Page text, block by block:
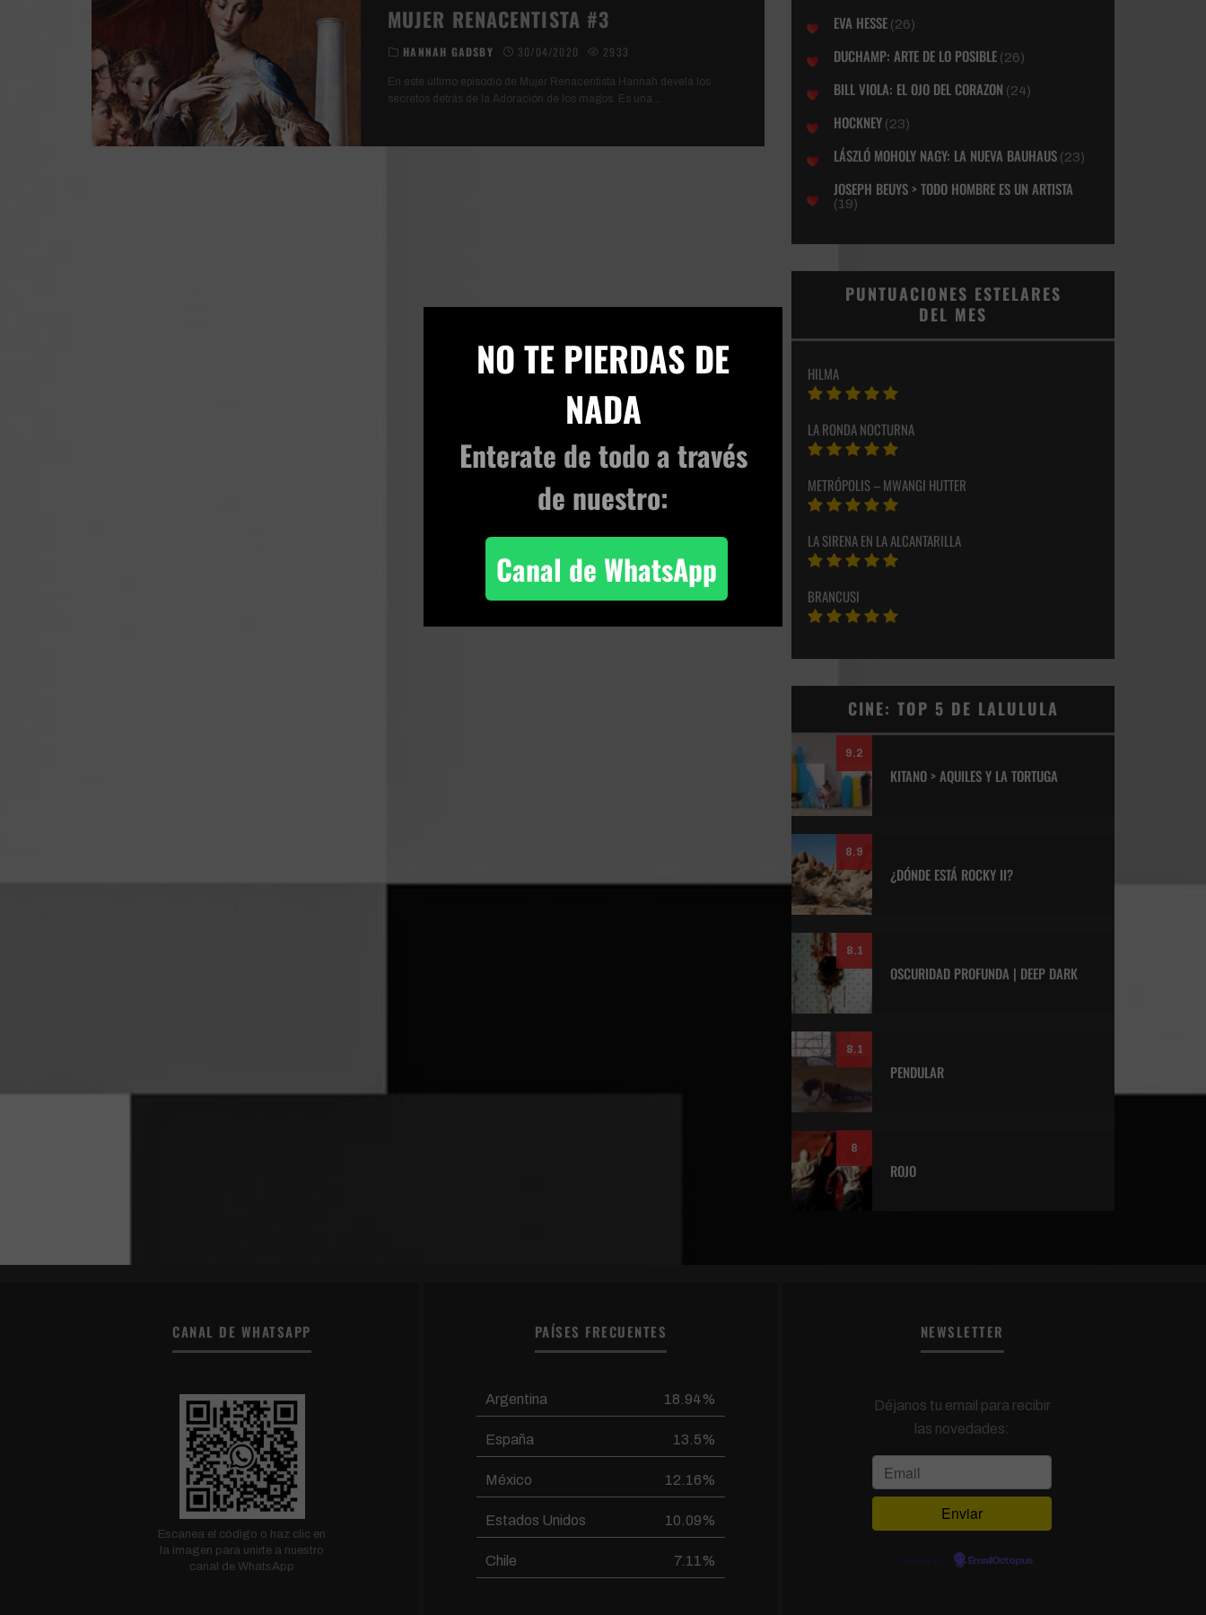
MUJER RENACENTISTA #3
HANNAH GADSBY 30/04/2020 2933
En este último episodio de Mujer Renacentista Hannah devela los
secretos detrás de la Adoración de los magos. Es una
EVA HESSE (26)
DUCHAMP: ARTE DE LO POSIBLE (26)
BILL VIOLA: EL OJO DEL CORAZON (24)
HOCKNEY (23)
LÁSZLÓ MOHOLY NAGY: LA NUEVA BAUHAUS (23)
JOSEPH BEUYS > TODO HOMBRE ES UN ARTISTA
(19)
PUNTUACIONES ESTELARES
DEL MES
HILMA
LA RONDA NOCTURNA
METRÓPOLIS – MWANGI HUTTER
LA SIRENA EN LA ALCANTARILLA
BRANCUSI
CINE: TOP 5 DE LALULULA
9.2
KITANO > AQUILES Y LA TORTUGA
8.9
¿DÓNDE ESTÁ ROCKY II?
8.1
OSCURIDAD PROFUNDA | DEEP DARK
8.1
PENDULAR
8
ROJO
CANAL DE WHATSAPP
Escanea el código o haz clic en
la imagen para unirte a nuestro
canal de WhatsApp
PAÍSES FRECUENTES
Argentina 18.94%
España 13.5%
México 12.16%
Estados Unidos 10.09%
Chile 7.11%
NEWSLETTER
Déjanos tu email para recibir
las novedades:
EmailOctopus
NO TE PIERDAS DE
NADA
Enterate de todoa través
de nuestro:
Canal de WhatsApp